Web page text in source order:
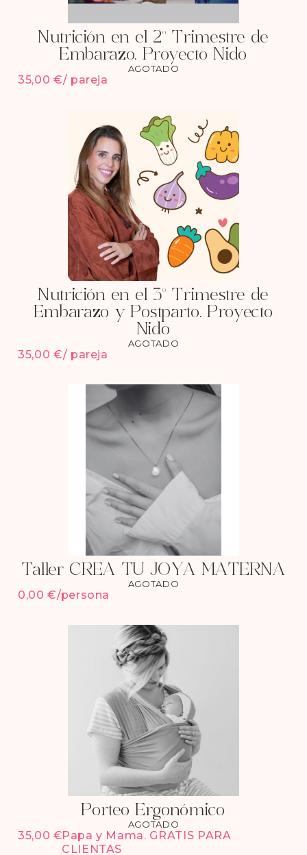
Nutrición en el 2º Trimestre de
Embarazo. Proyecto Nido
AGOTADO
35,00 €/ pareja
Nutrición en el 3º Trimestre de
Embarazo y Postparto. Proyecto
Nido
AGOTADO
35,00 €/ pareja
Taller CREA TU JOYA MATERNA
AGOTADO
0,00€/persona
Porteo Ergonómico
AGOTADO
35,00 €Papa y Mama. GRATIS PARA
CLIENTAS